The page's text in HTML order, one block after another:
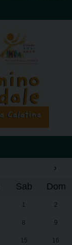
›
Sab Dom
1 2
8 9
15 16